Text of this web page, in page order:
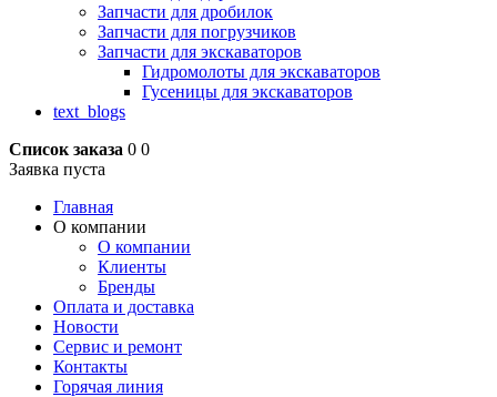
Запчасти для дробилок
Запчасти для погрузчиков
Запчасти для экскаваторов
Гидромолоты для экскаваторов
Гусеницы для экскаваторов
text_blogs
Список заказа 0 0
Заявка пуста
Главная
О компании
О компании
Клиенты
Бренды
Оплата и доставка
Новости
Сервис и ремонт
Контакты
Горячая линия